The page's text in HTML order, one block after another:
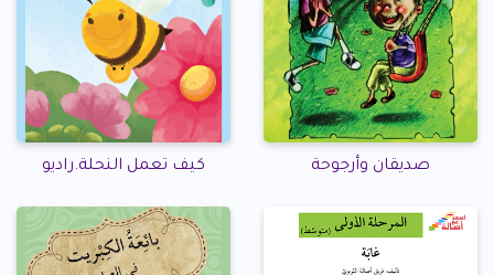
صديقان وأرجوحة كيف تعمل النحلة.راديو